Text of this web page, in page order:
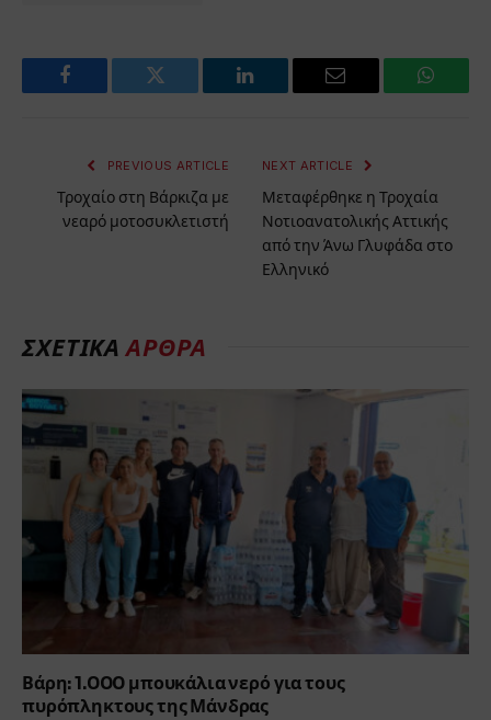
Facebook Twitter LinkedIn Email
PREVIOUS ARTICLE
Τροχαίο στη Βάρκιζα με
νεαρό μοτοσυκλετιστή
NEXT ARTICLE
Μεταφέρθηκε η Τροχαία
Νοτιοανατολικής Αττικής
από την Άνω Γλυφάδα στο
Ελληνικό
ΣΧΕΤΙΚΑΑΡΘΡΑ
Βάρη: 1.000 μπουκάλια νερό για τους
πυρόπληκτους της Μάνδρας